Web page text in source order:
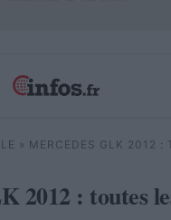
» MERCEDES GLK 2012 :
2012 : toutes